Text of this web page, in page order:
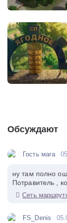
Обсуждают
Гость мага
ну там полно
Потравитель ,
Сеть
FS_Denis